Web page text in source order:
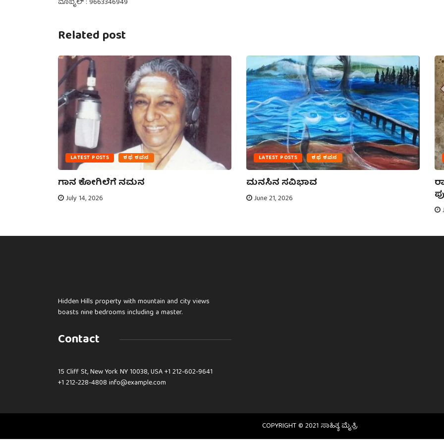
ಮೊಬೈಲ್ : 9663346949
Related post
LATEST POSTS ಕಥೆ ಕವನ
ಗಾನ ಕೋಗಿಲೆಗೆ ನಮನ
July 14, 2026
LATEST POSTS ಕಥೆ ಕವನ
ಮನಸಿನ ಸವಿಭಾವ
June 21, 2026
Hidden Hills property with mountain and city views
boasts nine bedrooms including a master.
Contact
15 Cliff St, New York NY 10038, USA+1 212-602-9641
+1 212-228-4808 info@example.com
COPYRIGHT © 2021 ಸಾಹಿತ್ಯ ಮೈತ್ರಿ